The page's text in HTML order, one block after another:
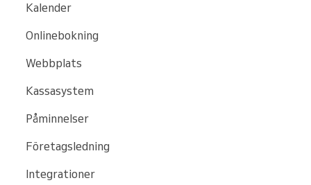
Kalender
Onlinebokning
Webbplats
Kassasystem
Påminnelser
Företagsledning
Integrationer